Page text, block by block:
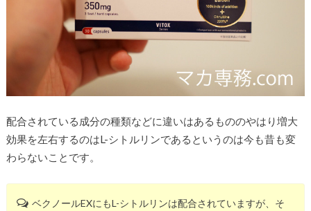
配合されている成分の種類などに違いはあるもののやはり増大
効果を左右するのはL-シトルリンであるというのは今も昔も変
わらないことです。
ベクノールEXにもL-シトルリンは配合されていますが、そ